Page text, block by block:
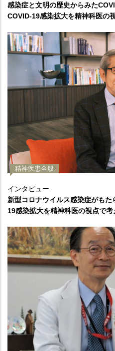
感染症と文明の歴史からみた
COVID-19感染拡大を精神科医
精神疾患全般
インタビュー
新型コロナウイルス感染症がも
19感染拡大を精神科医の視点で